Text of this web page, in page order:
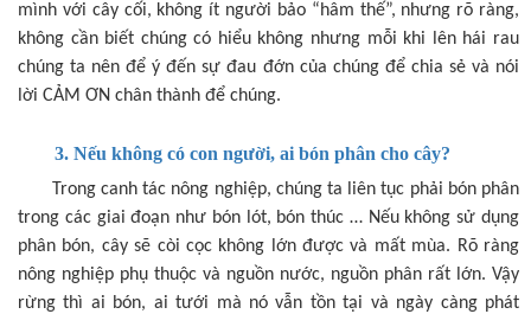
mình với cây cối, không ít người bảo “hâm thế”, nhưng rõ ràng,
không cần biết chúng có hiểu không nhưng mỗi khi lên hái rau
chúng ta nên để ý đến sự đau đớn của chúng để chia sẻ và nói
lời CẢM ƠN chân thành để chúng.
3. Nếu không có con người, ai bón phân cho cây?
Trong canh tác nông nghiệp, chúng ta liên tục phải bón phân
trong các giai đoạn như bón lót, bón thúc … Nếu không sử dụng
phân bón, cây sẽ còi cọc không lớn được và mất mùa. Rõ ràng
nông nghiệp phụ thuộc và nguồn nước, nguồn phân rất lớn. Vậy
rừng thì ai bón, ai tưới mà nó vẫn tồn tại và ngày càng phát